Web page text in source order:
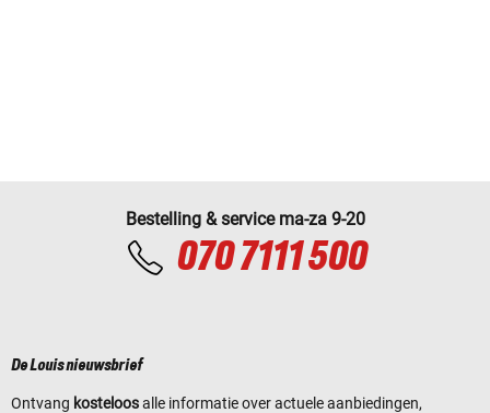
Bestelling & service ma-za 9-20
070 7111 500
De Louis nieuwsbrief
Ontvang kosteloosalle informatie over actuele aanbiedingen,